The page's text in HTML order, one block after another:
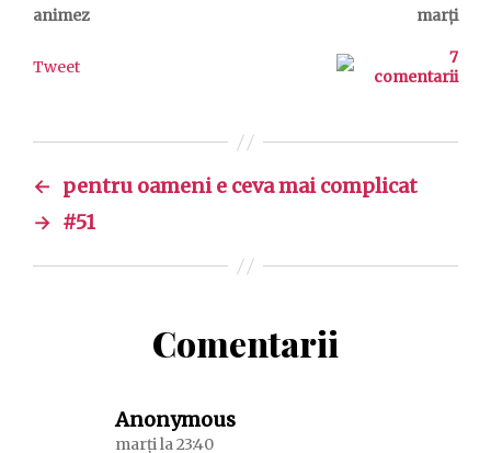
animez marți
Tweet
7
comentarii
← pentru oameni e ceva mai complicat
→ #51
Comentarii
Anonymousspune:
marți la 23:40